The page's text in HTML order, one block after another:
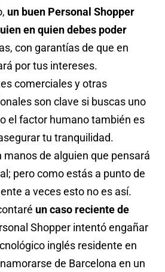
un buen Personal Shopper
en quien debes poder
con garantías de que en
por tus intereses.
comerciales y otras
son clave si buscas uno
el factor humano también es
tu tranquilidad.
manos de alguien que pensará
pero como estás a punto de
a veces esto no es así.
un caso reciente de
Shopper intentó engañar
inglés residente en
de Barcelona en un